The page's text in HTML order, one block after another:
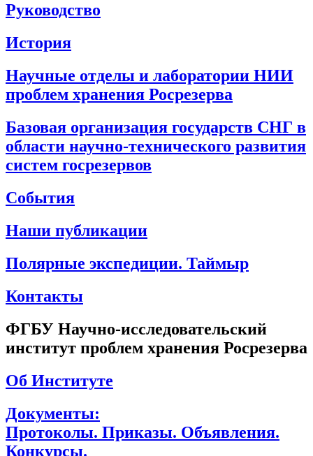
Руководство
История
Научные отделы и лаборатории НИИ
проблем хранения Росрезерва
Базовая организация государств СНГ в
области научно-технического развития
систем госрезервов
События
Наши публикации
Полярные экспедиции. Таймыр
Контакты
ФГБУ Научно-исследовательский
институт проблем хранения Росрезерва
Об Институте
Документы:
Протоколы. Приказы. Объявления.
Конкурсы.